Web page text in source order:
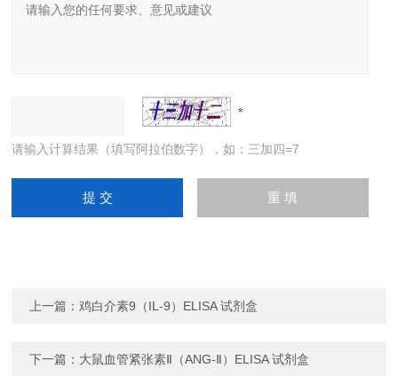
请输入计算结果（填写阿拉伯数字），如：三加四=7
上一篇： 鸡白介素9（IL-9）ELISA 试剂盒
下一篇： 大鼠血管紧张素Ⅱ（ANG-Ⅱ）ELISA 试剂盒